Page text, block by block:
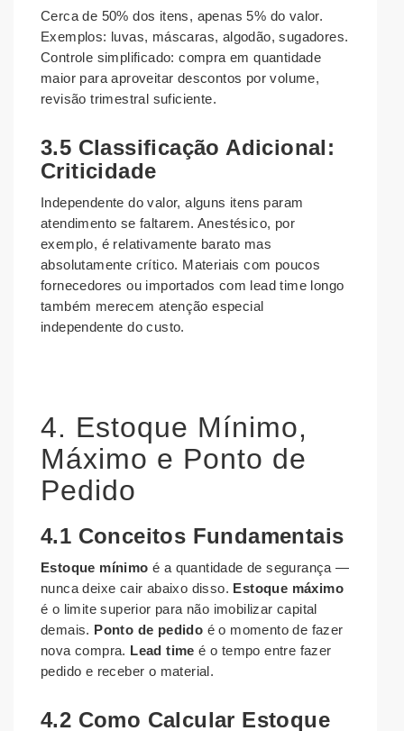
Cerca de 50% dos itens, apenas 5% do valor.
Exemplos: luvas, máscaras, algodão, sugadores.
Controle simplificado: compra em quantidade
maior para aproveitar descontos por volume,
revisão trimestral suficiente.
3.5 Classificação Adicional:
Criticidade
Independente do valor, alguns itens param
atendimento se faltarem. Anestésico, por
exemplo, é relativamente barato mas
absolutamente crítico. Materiais com poucos
fornecedores ou importados com lead time longo
também merecem atenção especial
independente do custo.
4. Estoque Mínimo,
Máximo e Ponto de
Pedido
4.1 Conceitos Fundamentais
Estoque mínimo é a quantidade de segurança —
nunca deixe cair abaixo disso. Estoque máximo
é o limite superior para não imobilizar capital
demais. Ponto de pedido é o momento de fazer
nova compra. Lead time é o tempo entre fazer
pedido e receber o material.
4.2 Como Calcular Estoque